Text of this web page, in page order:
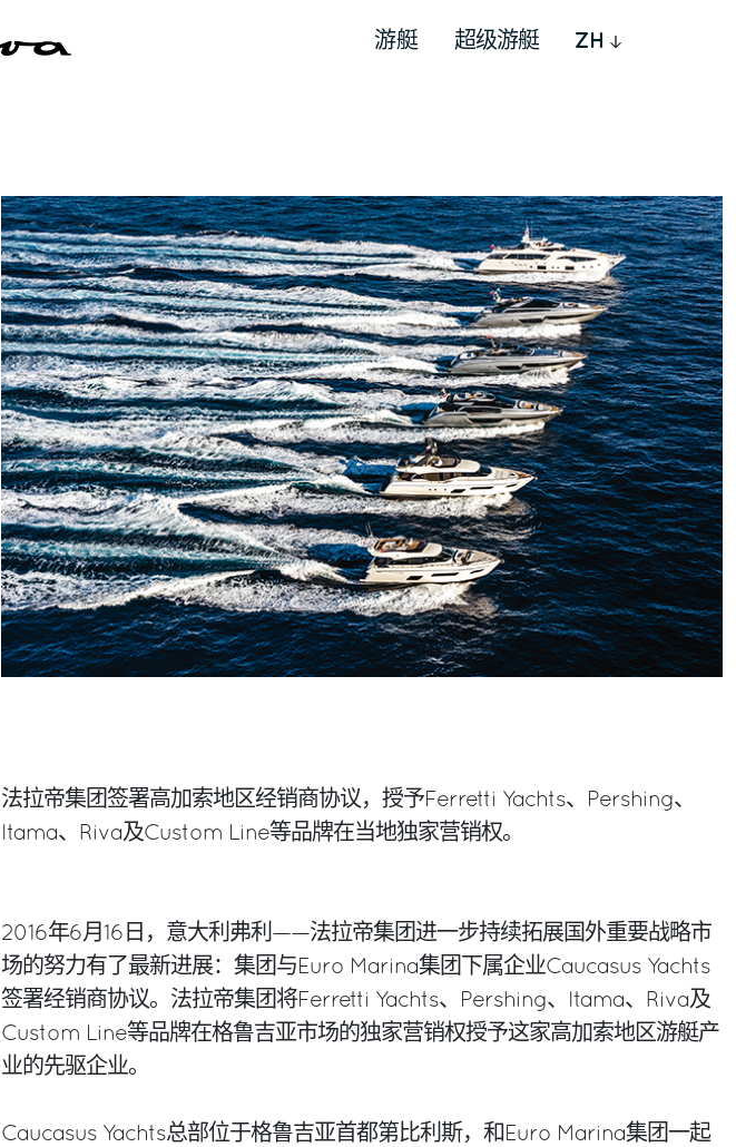
游艇 超级游艇 ZH
法拉帝集团签署高加索地区经销商协议，授予Ferretti Yachts、Pershing、
Itama、Riva及Custom Line等品牌在当地独家营销权。
2016年6月16日，意大利弗利——法拉帝集团进一步持续拓展国外重要战略市
场的努力有了最新进展：集团与Euro Marina集团下属企业Caucasus Yachts
签署经销商协议。法拉帝集团将Ferretti Yachts、Pershing、Itama、Riva及
Custom Line等品牌在格鲁吉亚市场的独家营销权授予这家高加索地区游艇产
业的先驱企业。
Caucasus Yachts总部位于格鲁吉亚首都第比利斯，和Euro Marina集团一起